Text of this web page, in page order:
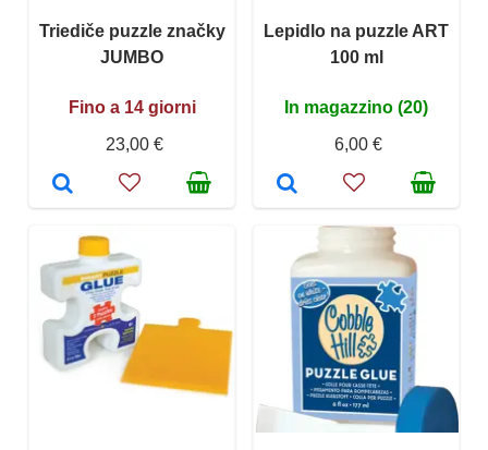
Triediče puzzle značky
JUMBO
Fino a 14 giorni
23,00 €
Lepidlo na puzzle ART
100 ml
In magazzino (20)
6,00 €